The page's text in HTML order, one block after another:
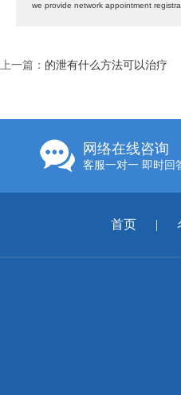
we provide network appointment
上一篇： 的泄有什么方法可以治疗
网络在线咨询
客服一对一 即时回
首页 |